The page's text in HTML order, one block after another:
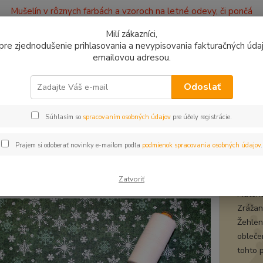
Mušelín v rôznych farbách a vzoroch na letné odevy, či pončá
Bavlnené látky Bavlna Vianočná Vločky rôzne na zelenej
Vianočná Vločky rôzne na
tohto
Milí zákazníci,
zjednodušenie prihlasovania a nevypisovania fakturačných
emailovou adresou.
Odoslať
Súhlasím so spracovaním osobných údajov pre účely registrácie.
Prajem si odoberať novinky e-mailom podľa podmienok spracovania osobných údajov.
Zatvoriť